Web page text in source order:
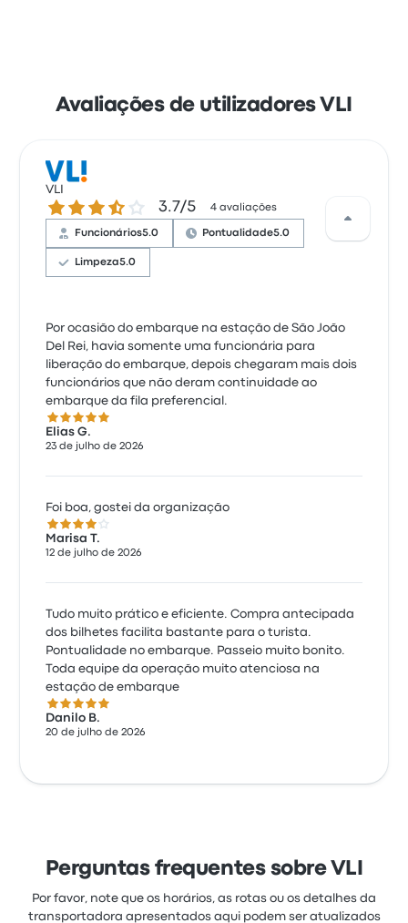
Avaliações de utilizadores VLI
VLI
3.7 de 5 estrelas 3.7/5 4 avaliações
Funcionários5.0 Pontualidade5.0
Limpeza5.0
Por ocasião do embarque na estação de São João
Del Rei, havia somente uma funcionária para
liberação do embarque, depois chegaram mais dois
funcionários que não deram continuidade ao
embarque da fila preferencial.
5.0 de 5 estrelas
Elias G.
23 de julho de 2026
Foi boa, gostei da organização
4.0 de 5 estrelas
Marisa T.
12 de julho de 2026
Tudo muito prático e eficiente. Compra antecipada
dos bilhetes facilita bastante para o turista.
Pontualidade no embarque. Passeio muito bonito.
Toda equipe da operação muito atenciosa na
estação de embarque
5.0 de 5 estrelas
Danilo B.
20 de julho de 2026
Perguntas frequentes sobre VLI
Por favor, note que os horários, as rotas ou os detalhes da
transportadora apresentados aqui podem ser atualizados